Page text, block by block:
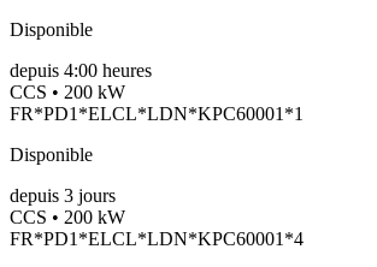
Disponible
depuis 4:00 heures
CCS • 200 kW
FR*PD1*ELCL*LDN*KPC60001*1
Disponible
depuis 3 jours
CCS • 200 kW
FR*PD1*ELCL*LDN*KPC60001*4